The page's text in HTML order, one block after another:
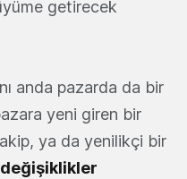
getirecek
anda pazarda da bir
yeni giren bir
ya da yenilikçi bir